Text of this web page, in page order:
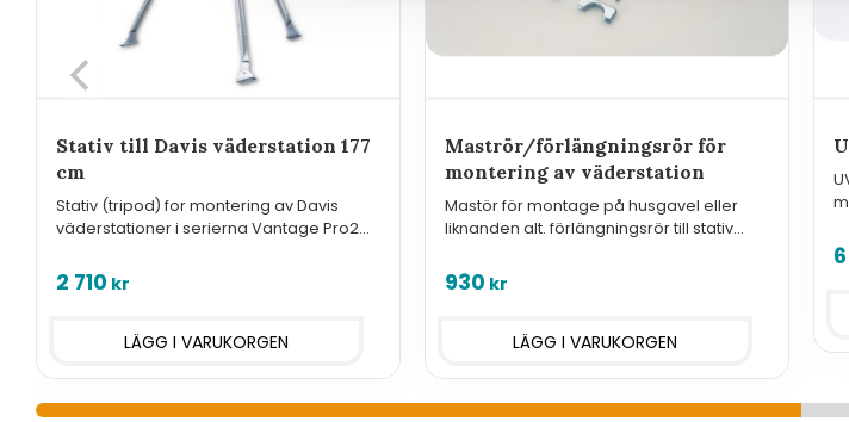
Stativ till Davis väderstation 177
cm
Stativ (tripod) for montering av Davis
väderstationer i serierna Vantage Pro2
2 710 kr
Maströr/förlängningsrör för
montering av väderstation
Mastör för montage på husgavel eller
liknanden alt. förlängningsrör till stativ
930 kr